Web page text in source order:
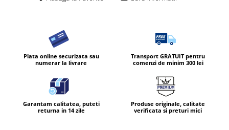
Plata online securizata sau
numerar la livrare
Transport GRATUIT pentru
comenzi de minim 300 lei
Garantam calitatea, puteti
returna in 14 zile
Produse originale, calitate
verificata si preturi mici